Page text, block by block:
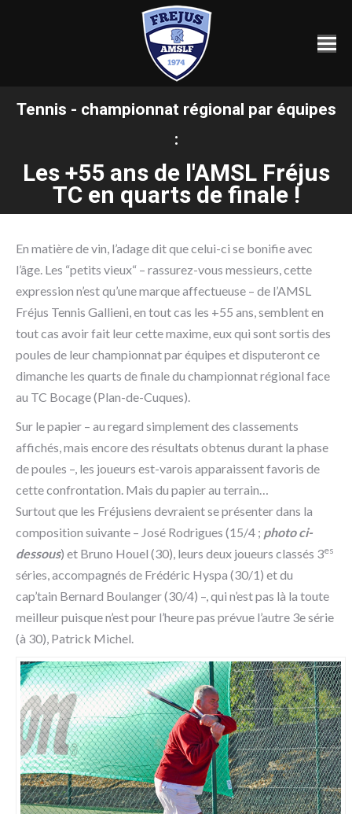
Tennis - championnat régional par équipes
:
Les +55 ans de l'AMSL Fréjus
TC en quarts de finale !
En matière de vin, l’adage dit que celui-ci se bonifie avec
l’âge. Les “petits vieux“ – rassurez-vous messieurs, cette
expression n’est qu’une marque affectueuse – de l’AMSL
Fréjus Tennis Gallieni, en tout cas les +55 ans, semblent en
tout cas avoir fait leur cette maxime, eux qui sont sortis des
poules de leur championnat par équipes et disputeront ce
dimanche les quarts de finale du championnat régional face
au TC Bocage (Plan-de-Cuques).
Sur le papier – au regard simplement des classements
affichés, mais encore des résultats obtenus durant la phase
de poules –, les joueurs est-varois apparaissent favoris de
cette confrontation. Mais du papier au terrain…
Surtout que les Fréjusiens devraient se présenter dans la
composition suivante – José Rodrigues (15/4 ; photo ci-
dessous) et Bruno Houel (30), leurs deux joueurs classés 3es
séries, accompagnés de Frédéric Hyspa (30/1) et du
cap’tain Bernard Boulanger (30/4) –, qui n’est pas là la toute
meilleur puisque n’est pour l’heure pas prévue l’autre 3e série
(à 30), Patrick Michel.